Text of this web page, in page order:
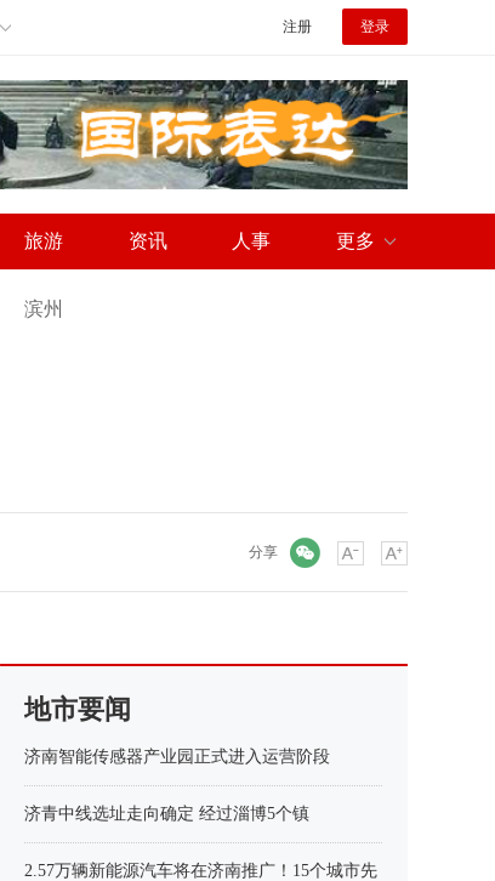
注册 登录
旅游 资讯 人事 更多
滨州
分享
地市要闻
济南智能传感器产业园正式进入运营阶段
济青中线选址走向确定 经过淄博5个镇
2.57万辆新能源汽车将在济南推广！15个城市先